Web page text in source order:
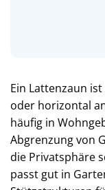
Ein Lattenzaun
oder horizontal
häufig in
Abgrenzung von
die Privatsphäre
passt gut in